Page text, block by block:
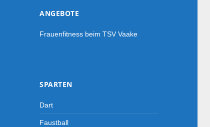
ANGEBOTE
Frauenfitness beim TSV Vaake
SPARTEN
Dart
Faustball